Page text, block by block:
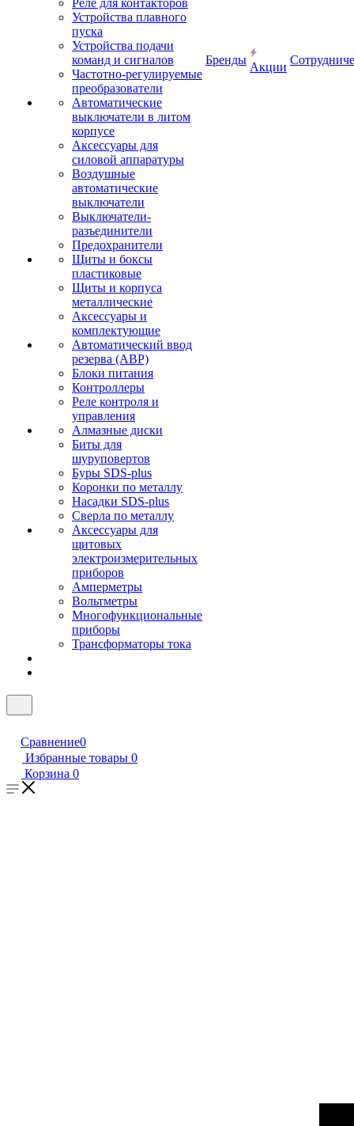
Реле для контакторов
Устройства плавного
пуска
Устройства подачи
команд и сигналов
Частотно-регулируемые
преобразователи
Автоматические
выключатели в литом
корпусе
Аксессуары для
силовой аппаратуры
Воздушные
автоматические
выключатели
Выключатели-
разъединители
Предохранители
Щиты и боксы
пластиковые
Щиты и корпуса
металлические
Аксессуары и
комплектующие
Автоматический ввод
резерва (АВР)
Блоки питания
Контроллеры
Реле контроля и
управления
Алмазные диски
Биты для
шуруповертов
Буры SDS-plus
Коронки по металлу
Насадки SDS-plus
Сверла по металлу
Аксессуары для
щитовых
электроизмерительных
приборов
Амперметры
Вольтметры
Многофункциональные
приборы
Трансформаторы тока
Бренды
Акции
Сравнение0
Избранные товары 0
Корзина 0